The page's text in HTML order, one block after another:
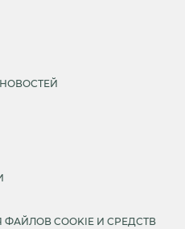
COOKIE И СРЕДСТВ